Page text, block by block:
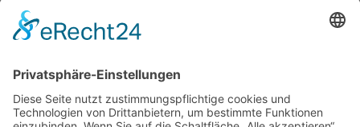
Sonstige betreute Wohnform
Kinder-Jugendhaus-Bereich
Kita St. Answerushaus
Wohnbereich für Menschen mit Behinderungen
Wohngruppen für Kinder und Jugendliche
Besondere Wohnform für Erwachsene